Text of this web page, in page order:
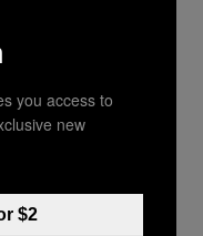
себе лучшее
you access to
new
$2